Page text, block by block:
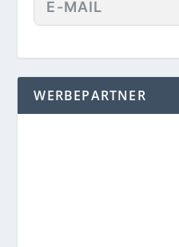
WERBEPARTNER